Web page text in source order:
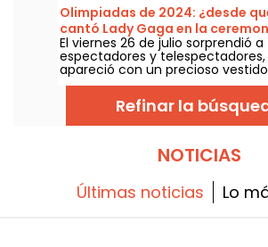
sujetos por cables eléctricos, ¡la
noticia es que podemos
Olimpiadas de 2024: ¿desde
cantó Lady Gaga en la
inaugural?
El viernes 26 de julio sorprendió
espectadores y
apareció con un precioso
rodeada de pompones rosas.
estaba la cantante? ¿Está abierta
Refinar la
NOTICIAS
Últimas noticias Lo